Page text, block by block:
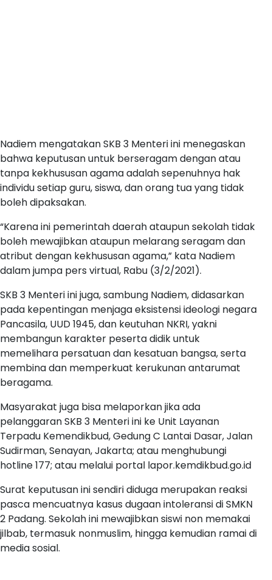
Nadiem mengatakan SKB 3 Menteri ini menegaskan
bahwa keputusan untuk berseragam dengan atau
tanpa kekhususan agama adalah sepenuhnya hak
individu setiap guru, siswa, dan orang tua yang tidak
boleh dipaksakan.
“Karena ini pemerintah daerah ataupun sekolah tidak
boleh mewajibkan ataupun melarang seragam dan
atribut dengan kekhususan agama,” kata Nadiem
dalam jumpa pers virtual, Rabu (3/2/2021).
SKB 3 Menteri ini juga, sambung Nadiem, didasarkan
pada kepentingan menjaga eksistensi ideologi negara
Pancasila, UUD 1945, dan keutuhan NKRI, yakni
membangun karakter peserta didik untuk
memelihara persatuan dan kesatuan bangsa, serta
membina dan memperkuat kerukunan antarumat
beragama.
Masyarakat juga bisa melaporkan jika ada
pelanggaran SKB 3 Menteri ini ke Unit Layanan
Terpadu Kemendikbud, Gedung C Lantai Dasar, Jalan
Sudirman, Senayan, Jakarta; atau menghubungi
hotline 177; atau melalui portal lapor.kemdikbud.go.id
Surat keputusan ini sendiri diduga merupakan reaksi
pasca mencuatnya kasus dugaan intoleransi di SMKN
2 Padang. Sekolah ini mewajibkan siswi non memakai
jilbab, termasuk nonmuslim, hingga kemudian ramai di
media sosial.